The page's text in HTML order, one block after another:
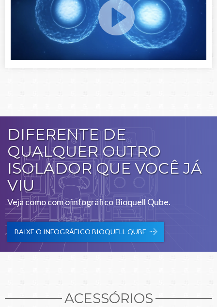
DIFERENTE DE
QUALQUER OUTRO
ISOLADOR QUE VOCÊ JÁ
VIU
Veja como com o infográfico Bioquell Qube.
BAIXE O INFOGRÁFICO BIOQUELL QUBE
ACESSÓRIOS